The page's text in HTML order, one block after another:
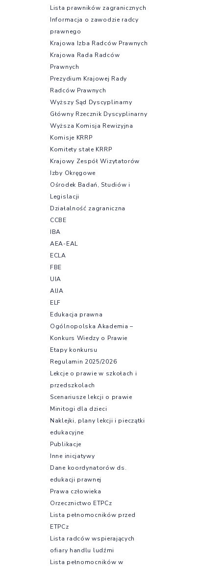
Lista prawników zagranicznych
Informacja o zawodzie radcy
prawnego
Krajowa Izba Radców Prawnych
Krajowa Rada Radców
Prawnych
Prezydium Krajowej Rady
Radców Prawnych
Wyższy Sąd Dyscyplinarny
Główny Rzecznik Dyscyplinarny
Wyższa Komisja Rewizyjna
Komisje KRRP
Komitety stałe KRRP
Krajowy Zespół Wizytatorów
Izby Okręgowe
Ośrodek Badań, Studiów i
Legislacji
Działalność zagraniczna
CCBE
IBA
AEA-EAL
ECLA
FBE
UIA
AIJA
ELF
Edukacja prawna
Ogólnopolska Akademia –
Konkurs Wiedzy o Prawie
Etapy konkursu
Regulamin 2025/2026
Lekcje o prawie w szkołach i
przedszkolach
Scenariusze lekcji o prawie
Minitogi dla dzieci
Naklejki, plany lekcji i pieczątki
edukacyjne
Publikacje
Inne inicjatywy
Dane koordynatorów ds.
edukacji prawnej
Prawa człowieka
Orzecznictwo ETPCz
Lista pełnomocników przed
ETPCz
Lista radców wspierających
ofiary handlu ludźmi
Lista pełnomocników w